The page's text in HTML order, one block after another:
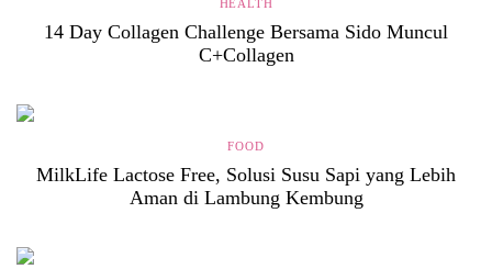
HEALTH
14 Day Collagen Challenge Bersama Sido Muncul
C+Collagen
FOOD
MilkLife Lactose Free, Solusi Susu Sapi yang Lebih
Aman di Lambung Kembung